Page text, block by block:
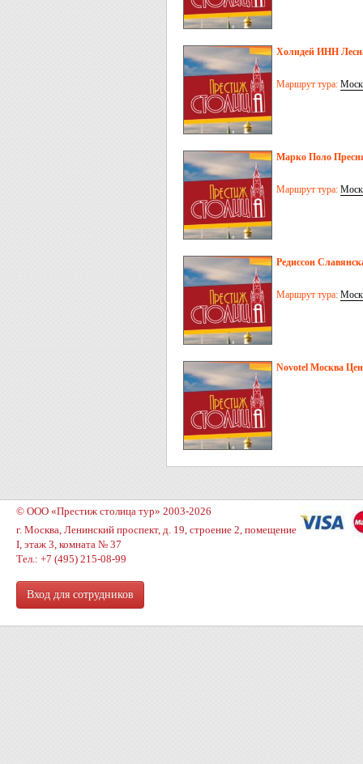
Холидей ИНН
Маршрут тура:
Марко Поло
Маршрут тура:
Редиссон
Маршрут тура:
Novotel Москва
© ООО «Престиж столица тур» 2003-2026
г. Москва, Ленинский проспект, д. 19, строение 2, помещение
I, этаж 3, комната № 37
Тел.: +7 (495) 215-08-99
Вход для сотрудников